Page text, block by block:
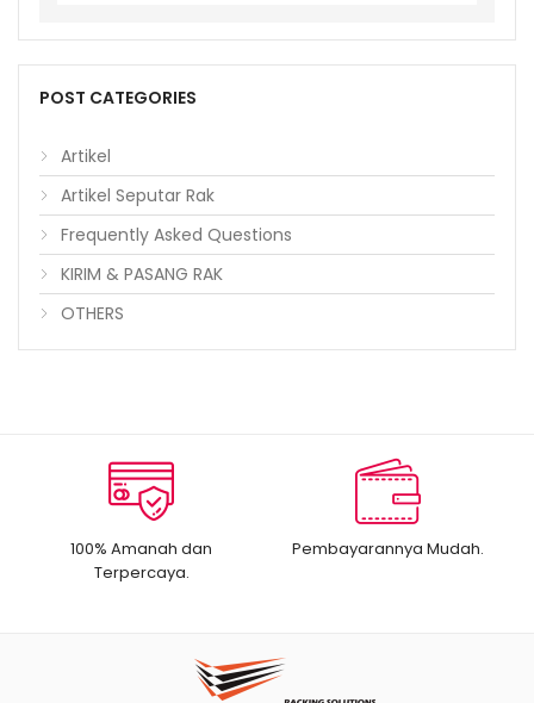
POST CATEGORIES
Artikel
Artikel Seputar Rak
Frequently Asked Questions
KIRIM & PASANG RAK
OTHERS
100% Amanah dan
Terpercaya.
Pembayarannya Mudah.